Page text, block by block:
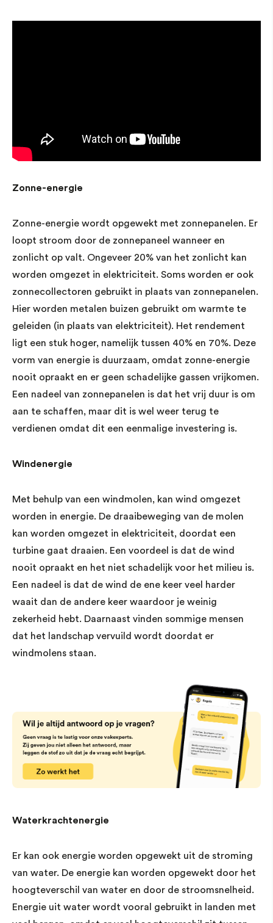
Zonne-energie
Zonne-energie wordt opgewekt met zonnepanelen. Er
loopt stroom door de zonnepaneel wanneer en
zonlicht op valt. Ongeveer 20% van het zonlicht kan
worden omgezet in elektriciteit. Soms worden er ook
zonnecollectoren gebruikt in plaats van zonnepanelen.
Hier worden metalen buizen gebruikt om warmte te
geleiden (in plaats van elektriciteit). Het rendement
ligt een stuk hoger, namelijk tussen 40% en 70%. Deze
vorm van energie is duurzaam, omdat zonne-energie
nooit opraakt en er geen schadelijke gassen vrijkomen.
Een nadeel van zonnepanelen is dat het vrij duur is om
aan te schaffen, maar dit is wel weer terug te
verdienen omdat dit een eenmalige investering is.
Windenergie
Met behulp van een windmolen, kan wind omgezet
worden in energie. De draaibeweging van de molen
kan worden omgezet in elektriciteit, doordat een
turbine gaat draaien. Een voordeel is dat de wind
nooit opraakt en het niet schadelijk voor het milieu is.
Een nadeel is dat de wind de ene keer veel harder
waait dan de andere keer waardoor je weinig
zekerheid hebt. Daarnaast vinden sommige mensen
dat het landschap vervuild wordt doordat er
windmolens staan.
Waterkrachtenergie
Er kan ook energie worden opgewekt uit de stroming
van water. De energie kan worden opgewekt door het
hoogteverschil van water en door de stroomsnelheid.
Energie uit water wordt vooral gebruikt in landen met